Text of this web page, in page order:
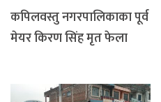
कपिलवस्तु नगरपालिकाका पूर्व
मेयर किरण सिंह मृत फेला